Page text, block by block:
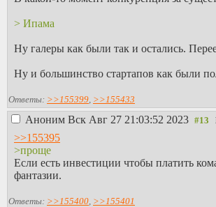
> Ипама
Ну галеры как были так и остались.
Ну и большинство стартапов как были
Ответы: >>155399, >>155433
Аноним Вск Авг 27 21:03:52 2023
>>155395
>проще
Если есть инвестиции чтобы платить
фантазии.
Ответы: >>155400, >>155401